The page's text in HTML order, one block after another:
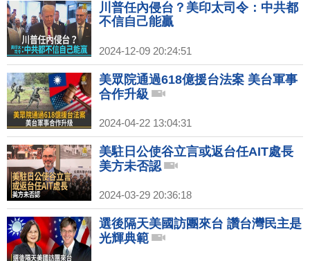
川普任內侵台？美印太司令：中共都
不信自己能贏
2024-12-09 20:24:51
美眾院通過618億援台法案 美台軍事
合作升級
2024-04-22 13:04:31
美駐日公使谷立言或返台任AIT處長
美方未否認
2024-03-29 20:36:18
選後隔天美國訪團來台 讚台灣民主是
光輝典範